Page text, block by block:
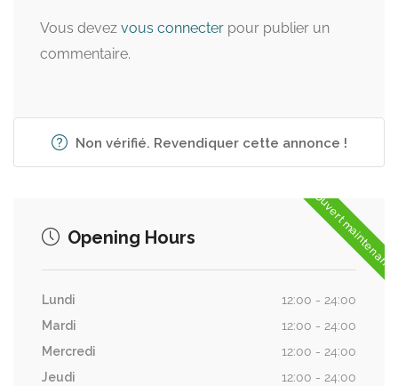
Vous devez vous connecter pour publier un
commentaire.
Non vérifié. Revendiquer cette annonce !
Ouvert maintenant
Opening Hours
Lundi
12:00 - 24:00
Mardi
12:00 - 24:00
Mercredi
12:00 - 24:00
Jeudi
12:00 - 24:00